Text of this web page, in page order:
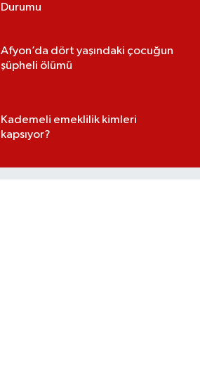
Durumu
Afyon’da dört yaşındaki çocuğun
şüpheli ölümü
Kademeli emeklilik kimleri
kapsıyor?